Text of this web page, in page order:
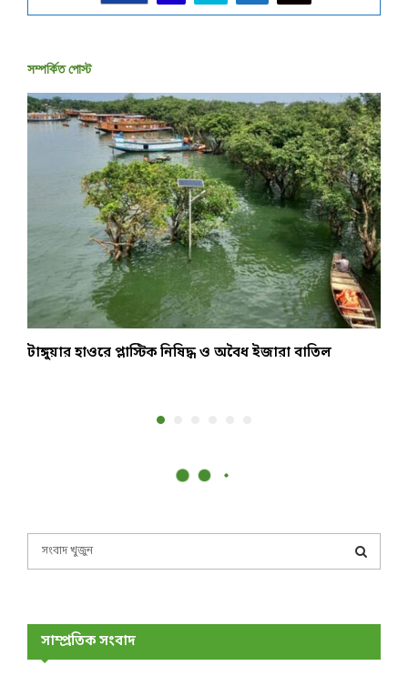
সম্পর্কিত পোস্ট
টাঙ্গুয়ার হাওরে প্লাস্টিক নিষিদ্ধ ও অবৈধ ইজারা বাতিল
f
E
A
সাম্প্রতিক সংবাদ